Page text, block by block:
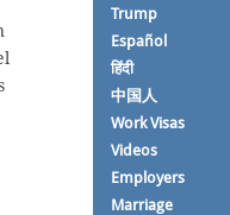
Trump
Español
हिंदी
中国人
Work Visas
Videos
Employers
Marriage